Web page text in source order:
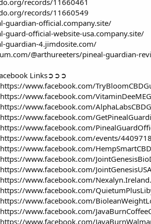
records/11660461
records/11660549
guardian-official.company.site/
guard-official-website-usa.company.site/
guardian-4.jimdosite.com/
@arthureeters/pineal-guardian-
Links➲➲➲
https://www.facebook.com/
https://www.facebook.com/
https://www.facebook.com/
https://www.facebook.com/
https://www.facebook.com/
https://www.facebook.com/events/
https://www.facebook.com/
https://www.facebook.com/
https://www.facebook.com/
https://www.facebook.com/
https://www.facebook.com/
https://www.facebook.com/
https://www.facebook.com/
https://www.facebook.com/